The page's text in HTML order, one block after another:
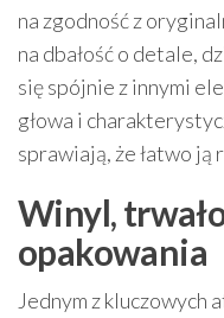
na zgodność z
na dbałość o detale,
się spójnie z innymi
głowa i
sprawiają, że łatwo ją
Winyl,
opakowania
Jednym z kluczowych